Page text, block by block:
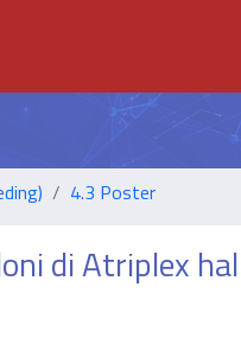
4.3 Poster
di Atriplex